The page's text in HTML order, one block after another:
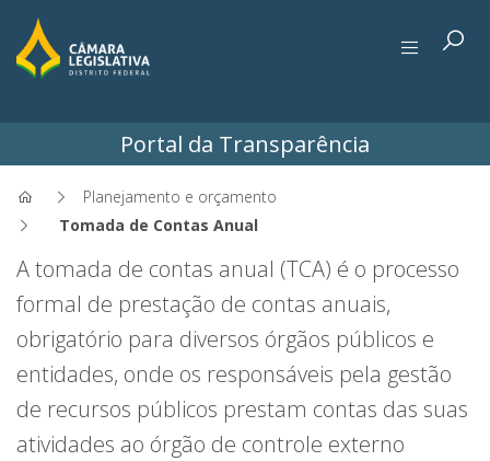
Portal da Transparência
Planejamento e orçamento
Tomada de Contas Anual
Tomada de Contas Anual -
A tomada de contas anual (TCA) é o processo
formal de prestação de contas anuais,
obrigatório para diversos órgãos públicos e
entidades, onde os responsáveis pela gestão
de recursos públicos prestam contas das suas
atividades ao órgão de controle externo